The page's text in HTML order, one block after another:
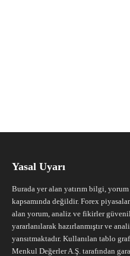
Yasal Uyarı
Burada yer alan yatırım bilgi, yorum
kapsamında değildir. Forex
alan yorum, analiz ve fikirler
yararlanılarak hazırlanmıştır ve
yansıtmaktadır. Kullanılan tablo
Menkul Değerler A.Ş. tarafından